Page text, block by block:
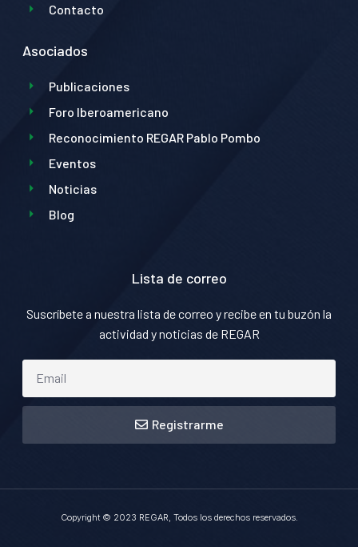
Contacto
Asociados
Publicaciones
Foro Iberoamericano
Reconocimiento REGAR Pablo Pombo
Eventos
Noticias
Blog
Lista de correo
Suscríbete a nuestra lista de correo y recibe en tu buzón la
actividad y noticias de REGAR
Registrarme
Copyright © 2023 REGAR, Todos los derechos reservados.